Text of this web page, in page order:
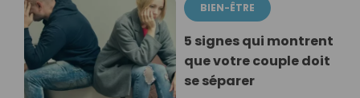
BIEN-ÊTRE
5 signes qui montrent
que votre couple doit
se séparer